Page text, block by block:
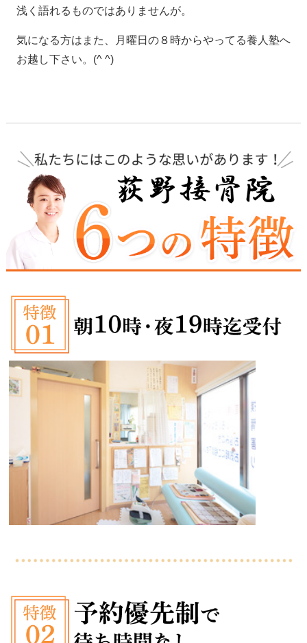
浅く語れるものではありませんが。
気になる方はまた、月曜日の８時からやってる養人塾へ
お越し下さい。(^ ^)